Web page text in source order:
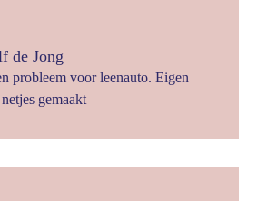
de Jong
probleem voor leenauto. Eigen
gemaakt